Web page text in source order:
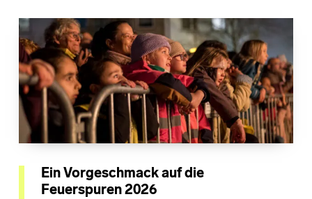
Ein Vorgeschmack auf die
Feuerspuren 2026